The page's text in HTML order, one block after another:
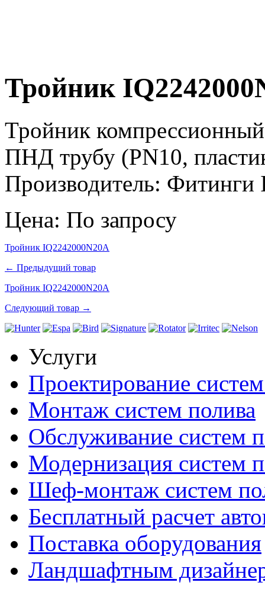
Тройник
Тройник
ПНД трубу (PN10,
Производитель:
Цена: По запросу
Тройник IQ2242000N20A
← Предыдущий товар
Тройник IQ2242000N20A
Следующий товар →
Услуги
Проектирование
Монтаж систем полива
Обслуживание систем
Модернизация систем
Шеф-монтаж систем
Бесплатный расчет
Поставка оборудования
Ландшафтным